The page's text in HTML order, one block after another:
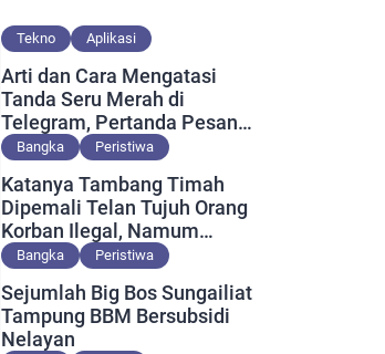
Tekno Aplikasi
Arti dan Cara Mengatasi
Tanda Seru Merah di
Telegram, Pertanda Pesan
Gagal Terkirim?
Bangka Peristiwa
Katanya Tambang Timah
Dipemali Telan Tujuh Orang
Korban Ilegal, Namum
Muncul Slip Pembayaran
Bangka Peristiwa
Sejumlah Big Bos Sungailiat
Tampung BBM Bersubsidi
Nelayan